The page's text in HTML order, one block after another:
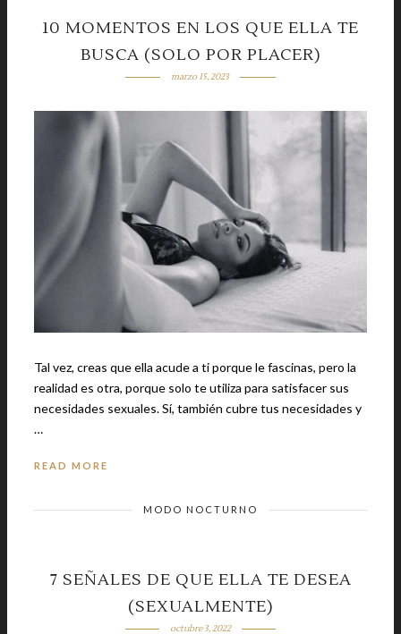
10 MOMENTOS EN LOS QUE ELLA TE
BUSCA (SOLO POR PLACER)
marzo 15, 2023
Tal vez, creas que ella acude a ti porque le fascinas, pero la
realidad es otra, porque solo te utiliza para satisfacer sus
necesidades sexuales. Sí, también cubre tus necesidades y
…
READ MORE
MODO NOCTURNO
7 SEÑALES DE QUE ELLA TE DESEA
(SEXUALMENTE)
octubre 3, 2022